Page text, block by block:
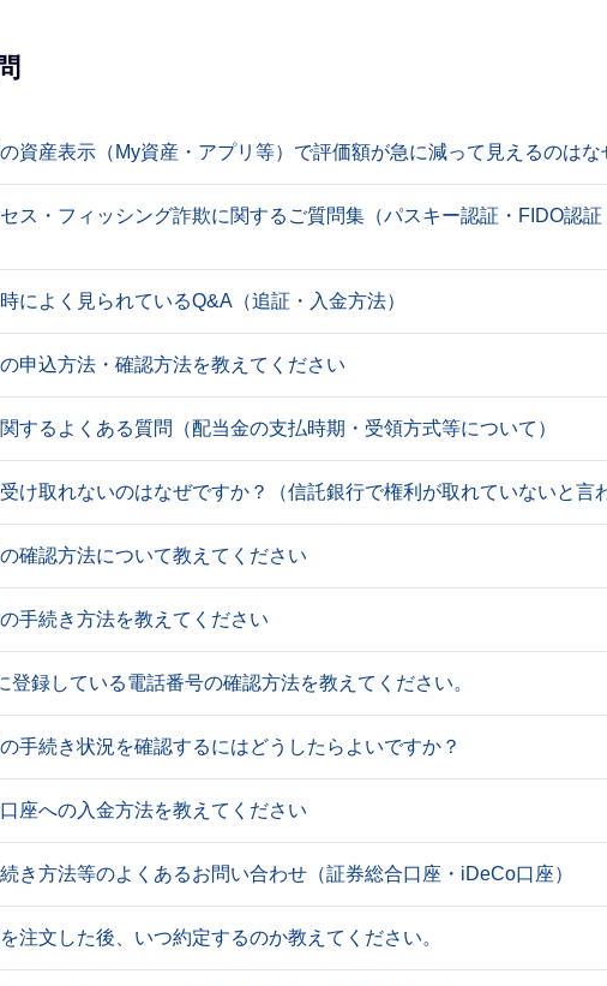
資産表示（My資産・アプリ等）で評価額が急に減って見えるのはな
ス・フィッシング詐欺に関するご質問集（パスキー認証・FIDO認
によく見られているQ&A（追証・入金方法）
申込方法・確認方法を教えてください
するよくある質問（配当金の支払時期・受領方式等について）
け取れないのはなぜですか？（信託銀行で権利が取れていないと言
確認方法について教えてください
手続き方法を教えてください
登録している電話番号の確認方法を教えてください。
手続き状況を確認するにはどうしたらよいですか？
座への入金方法を教えてください
き方法等のよくあるお問い合わせ（証券総合口座・iDeCo口座）
注文した後、いつ約定するのか教えてください。